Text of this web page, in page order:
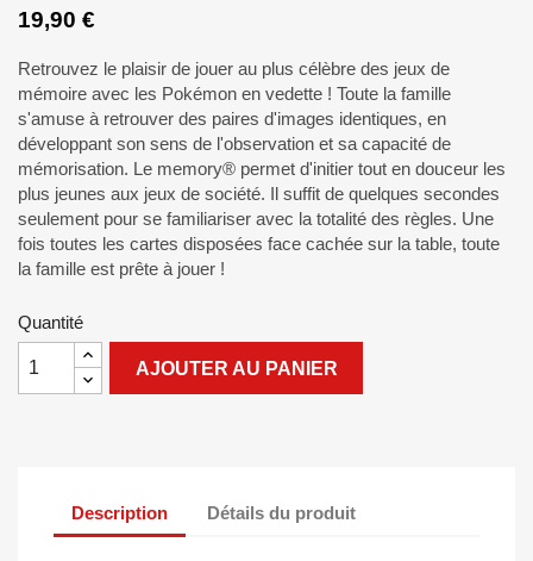
19,90 €
Retrouvez le plaisir de jouer au plus célèbre des jeux de
mémoire avec les Pokémon en vedette ! Toute la famille
s'amuse à retrouver des paires d'images identiques, en
développant son sens de l'observation et sa capacité de
mémorisation. Le memory® permet d'initier tout en douceur les
plus jeunes aux jeux de société. Il suffit de quelques secondes
seulement pour se familiariser avec la totalité des règles. Une
fois toutes les cartes disposées face cachée sur la table, toute
la famille est prête à jouer !
Quantité
AJOUTER AU PANIER
Description Détails du produit